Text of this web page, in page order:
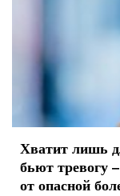
Хватит лишь
бьют тревогу
от опасной